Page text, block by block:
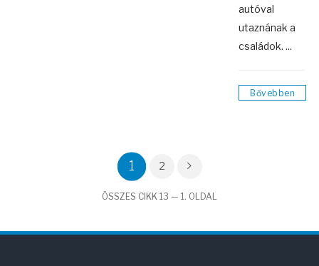
autóval
utaznának a
családok. ...
Bővebben
1 2
ÖSSZES CIKK 13 — 1. OLDAL